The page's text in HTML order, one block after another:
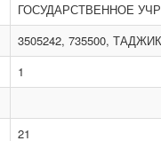
ГОСУДАРСТВЕННОЕ
3505242, 735500,
1
21